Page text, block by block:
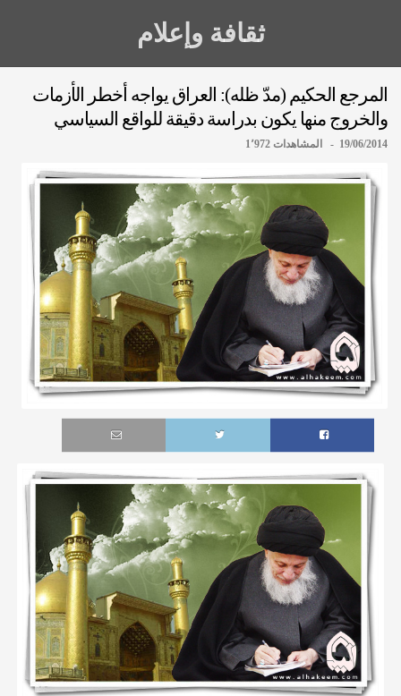
ثقافة وإعلام
المرجع الحكيم (مدّ ظله): العراق يواجه أخطر الأزمات
والخروج منها يكون بدراسة دقيقة للواقع السياسي
19/06/2014 - المشاهدات 1٬972